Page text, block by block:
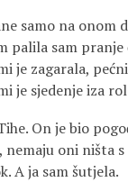
samo na onom
palila sam
je zagarala,
je sjedenje iza
On je bio
nemaju oni ništa
A ja sam šutjela.